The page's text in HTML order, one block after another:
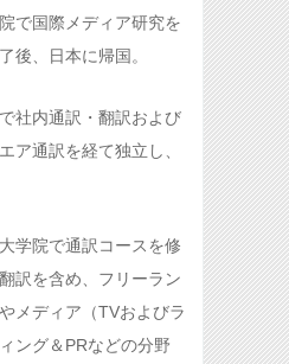
で国際メディア研究を
後、日本に帰国。
社内通訳・翻訳および
ア通訳を経て独立し、
学院で通訳コースを修
訳を含め、フリーラン
メディア（TVおよびラ
ング＆PRなどの分野